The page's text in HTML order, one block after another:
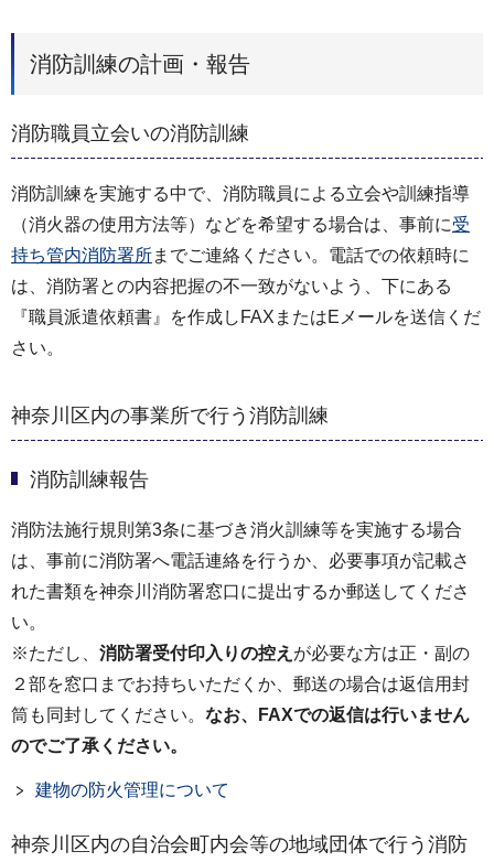
消防訓練の計画・報告
消防職員立会いの消防訓練
消防訓練を実施する中で、消防職員による立会や訓練指導
（消火器の使用方法等）などを希望する場合は、事前に受
持ち管内消防署所までご連絡ください。電話での依頼時に
は、消防署との内容把握の不一致がないよう、下にある
『職員派遣依頼書』を作成しFAXまたはEメールを送信くだ
さい。
神奈川区内の事業所で行う消防訓練
消防訓練報告
消防法施行規則第3条に基づき消火訓練等を実施する場合
は、事前に消防署へ電話連絡を行うか、必要事項が記載さ
れた書類を神奈川消防署窓口に提出するか郵送してくださ
い。
※ただし、 消防署受付印入りの控え が必要な方は正・副の
２部を窓口までお持ちいただくか、郵送の場合は返信用封
筒も同封してください。 なお、FAXでの返信は行いません
のでご了承ください。
建物の防火管理について
神奈川区内の自治会町内会等の地域団体で行う消防